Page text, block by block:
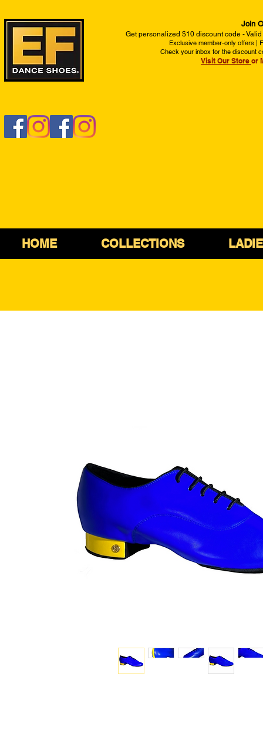
Join
Get personalized $10 discount code -
Exclusive member-only offers |
Check your inbox for the discount
Visit Our Store or
HOME COLLECTIONS